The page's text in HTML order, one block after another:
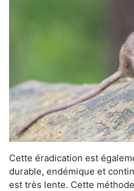
Cette éradication est
durable, endémique et
est très lente. Cette